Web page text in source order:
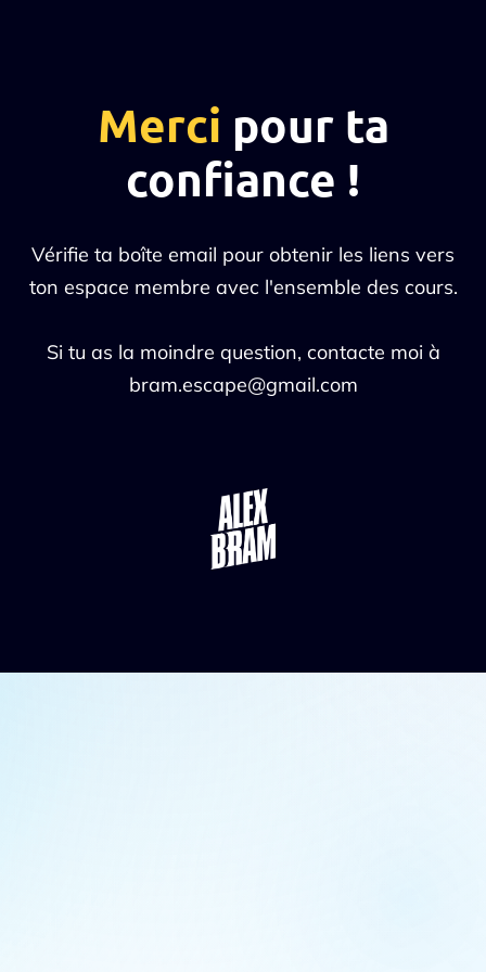
Merci pour ta
confiance !
Vérifie ta boîte email pour obtenir les liens vers
ton espace membre avec l'ensemble des cours.
Si tu as la moindre question, contacte moi à
bram.escape@gmail.com